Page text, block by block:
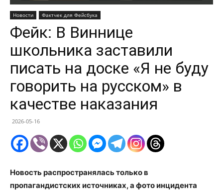
Новости Фактчек для Фейсбука
Фейк: В Виннице
школьника заставили
писать на доске «Я не буду
говорить на русском» в
качестве наказания
2026-05-16
Новость распространялась только в
пропагандистских источниках, а фото инцидента